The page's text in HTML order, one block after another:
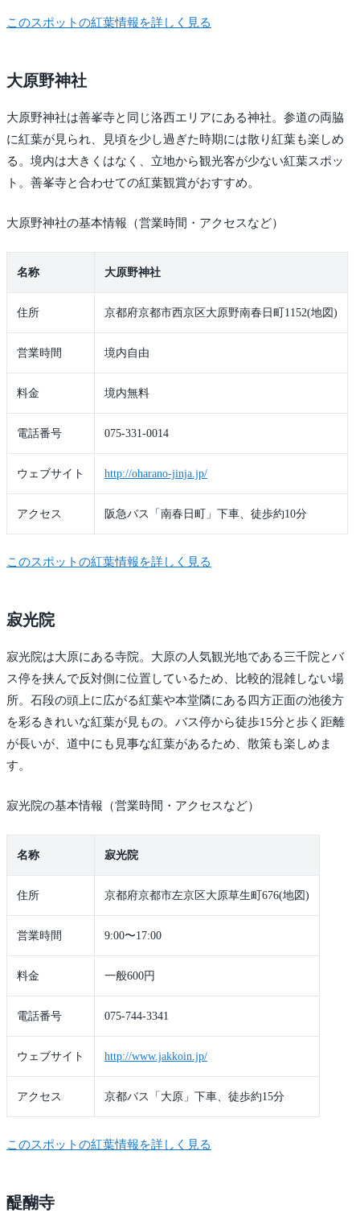
このスポットの紅葉情報を詳しく見る
大原野神社
大原野神社は善峯寺と同じ洛西エリアにある神社。参道の両脇
に紅葉が見られ、見頃を少し過ぎた時期には散り紅葉も楽しめ
る。境内は大きくはなく、立地から観光客が少ない紅葉スポッ
ト。善峯寺と合わせての紅葉観賞がおすすめ。
大原野神社の基本情報（営業時間・アクセスなど）
名称 大原野神社
住所 京都府京都市西京区大原野南春日町1152(地図)
営業時間 境内自由
料金 境内無料
電話番号 075-331-0014
ウェブサイト http://oharano-jinja.jp/
アクセス 阪急バス「南春日町」下車、徒歩約10分
このスポットの紅葉情報を詳しく見る
寂光院
寂光院は大原にある寺院。大原の人気観光地である三千院とバ
ス停を挟んで反対側に位置しているため、比較的混雑しない場
所。石段の頭上に広がる紅葉や本堂隣にある四方正面の池後方
を彩るきれいな紅葉が見もの。バス停から徒歩15分と歩く距離
が長いが、道中にも見事な紅葉があるため、散策も楽しめま
す。
寂光院の基本情報（営業時間・アクセスなど）
名称 寂光院
住所 京都府京都市左京区大原草生町676(地図)
営業時間 9:00〜17:00
料金 一般600円
電話番号 075-744-3341
ウェブサイト http://www.jakkoin.jp/
アクセス 京都バス「大原」下車、徒歩約15分
このスポットの紅葉情報を詳しく見る
醍醐寺